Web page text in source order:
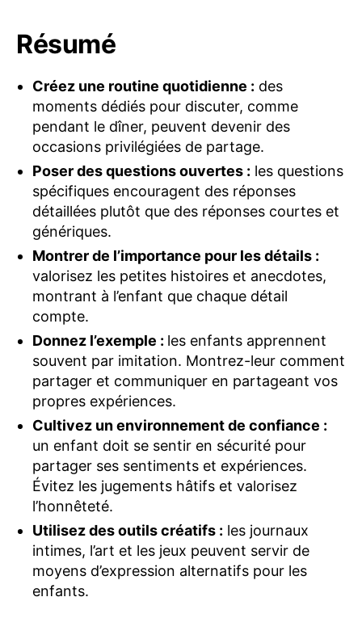
Résumé
Créez une routine quotidienne : des
moments dédiés pour discuter, comme
pendant le dîner, peuvent devenir des
occasions privilégiées de partage.
Poser des questions ouvertes : les questions
spécifiques encouragent des réponses
détaillées plutôt que des réponses courtes et
génériques.
Montrer de l’importance pour les détails :
valorisez les petites histoires et anecdotes,
montrant à l’enfant que chaque détail
compte.
Donnez l’exemple : les enfants apprennent
souvent par imitation. Montrez-leur comment
partager et communiquer en partageant vos
propres expériences.
Cultivez un environnement de confiance :
un enfant doit se sentir en sécurité pour
partager ses sentiments et expériences.
Évitez les jugements hâtifs et valorisez
l’honnêteté.
Utilisez des outils créatifs : les journaux
intimes, l’art et les jeux peuvent servir de
moyens d’expression alternatifs pour les
enfants.